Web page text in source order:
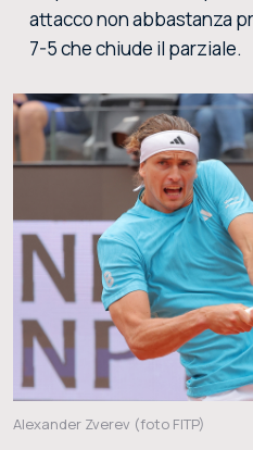
attacco non abbastanza
7-5 che chiude il parziale.
Alexander Zverev (foto FITP)